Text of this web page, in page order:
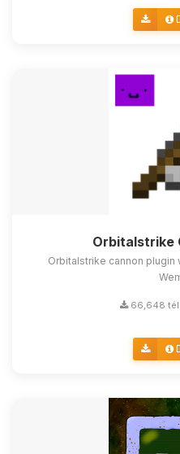
Orbitalstrike
Orbitalstrike cannon plugin
66,648